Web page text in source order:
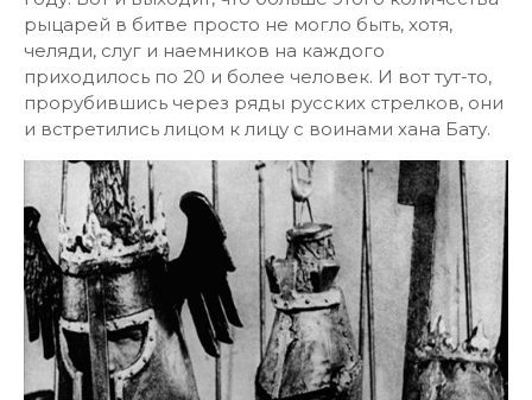
рыцарей в битве просто не могло быть, хотя,
челяди, слуг и наемников на каждого
приходилось по 20 и более человек. И вот тут-то,
прорубившись через ряды русских стрелков, они
и встретились лицом к лицу с воинами хана Бату.